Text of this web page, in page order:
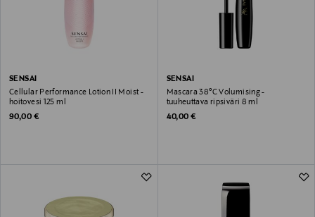
SENSAI
Cellular Performance Lotion II Moist -
hoitovesi 125 ml
Original Price
90,00 €
SENSAI
Mascara 38°C Volumising -
tuuheuttava ripsiväri 8 ml
Original Price
40,00 €